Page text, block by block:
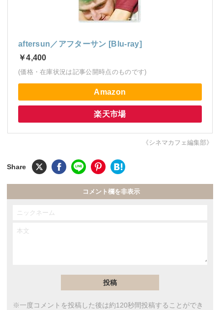
aftersun／アフターサン [Blu-ray]
￥4,400
(価格・在庫状況は記事公開時点のものです)
Amazon
楽天市場
《シネマカフェ編集部》
コメント欄を非表示
※一度コメントを投稿した後は約120秒間投稿することができ